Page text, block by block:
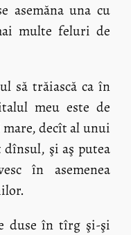
asemăna una cu
multe feluri de
să trăiască ca în
meu este de
mare, decît al unui
şi aş putea
în asemenea
duse în tîrg şi-şi